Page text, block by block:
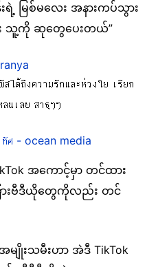
မြစ်မလေး အနားကပ်သွား
း သူ့ကို ဆုတွေပေးတယ်”
ได้ถึงความรักและห่วงใย เรียก
นเลย สาธุๆๆ
ทัศ - ocean media
အကောင့်မှာ တင်ထား
ြားဗီဒီယိုတွေကိုလည်း တင်
မျိုးသမီးဟာ အဲဒီ TikTok